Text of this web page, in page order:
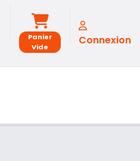
Panier
Vide
Connexion